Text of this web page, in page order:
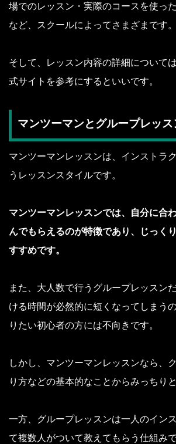
場でのレッスン・実際のコースを使っ
など、スクールによってさまざまです。
そして、レッスン内容の詳細について
式サイトを参考にするといいです。
マンツーマンとグループレッス
マンツーマンレッスンは、インストラ
うレッスンスタイルです。
マンツーマンレッスンでは、自分に合
んでもらえるのが特徴であり、じっく
すすめです。
また、大人数で行うグループレッスン
ける時間が必然的に短くなってしまう
りたい初心者の方には不向きです。
しかし、マンツーマンレッスンなら、
り方などの基本的なことからみっちり
一方、グループレッスンは一人のイン
て複数人がついて教えてもらう仕組みで